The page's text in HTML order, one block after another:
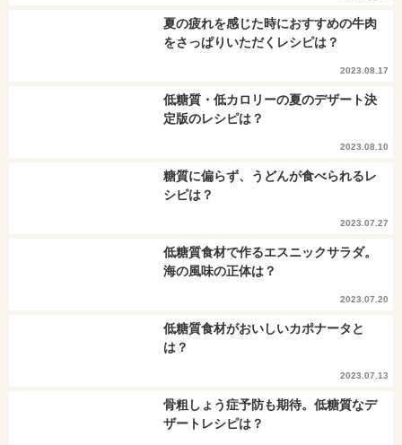
夏の疲れを感じた時におすすめの牛肉
をさっぱりいただくレシピは？
2023.08.17
低糖質・低カロリーの夏のデザート決
定版のレシピは？
2023.08.10
糖質に偏らず、うどんが食べられるレ
シピは？
2023.07.27
低糖質食材で作るエスニックサラダ。
海の風味の正体は？
2023.07.20
低糖質食材がおいしいカポナータと
は？
2023.07.13
骨粗しょう症予防も期待。低糖質なデ
ザートレシピは？